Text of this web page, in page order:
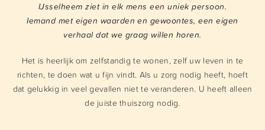
IJsselheem ziet in elk mens een uniek persoon.
Iemand met eigen waarden en gewoontes, een eigen
verhaal dat we graag willen horen.
Het is heerlijk om zelfstandig te wonen, zelf uw leven in te
richten, te doen wat u fijn vindt. Als u zorg nodig heeft, hoeft
dat gelukkig in veel gevallen niet te veranderen. U heeft alleen
de juiste thuiszorg nodig.